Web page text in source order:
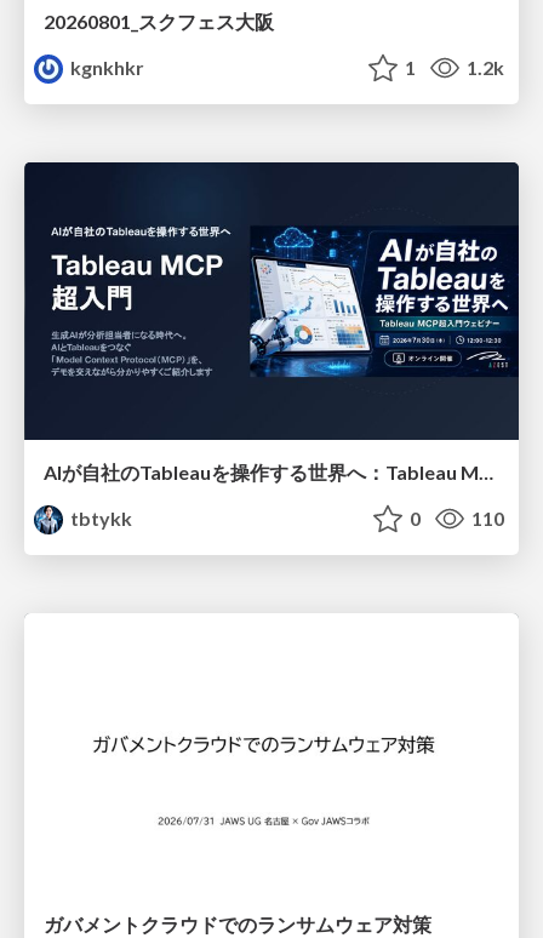
20260801_スクフェス大阪
kgnkhkr
1 1.2k
AIが自社のTableauを操作する世界へ：Tableau MCP超入門
tbtykk
0 110
ガバメントクラウドでのランサムウェア対策